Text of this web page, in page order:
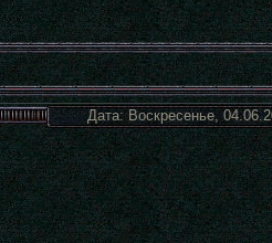
Дата: Воскресенье,